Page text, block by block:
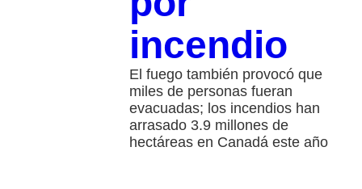
incendio
El fuego también provocó que
miles de personas fueran
evacuadas; los incendios han
arrasado 3.9 millones de
hectáreas en Canadá este año